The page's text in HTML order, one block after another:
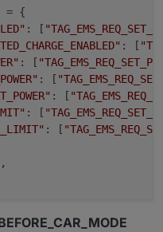
= {
: [
: [
: [
: [
: [
: [
: [